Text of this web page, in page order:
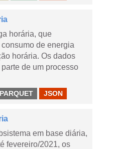
horária, que
de energia
horária. Os dados
de um processo
PARQUET JSON
em base diária,
fevereiro/2021, os